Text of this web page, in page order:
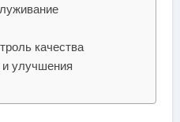
качества
улучшения